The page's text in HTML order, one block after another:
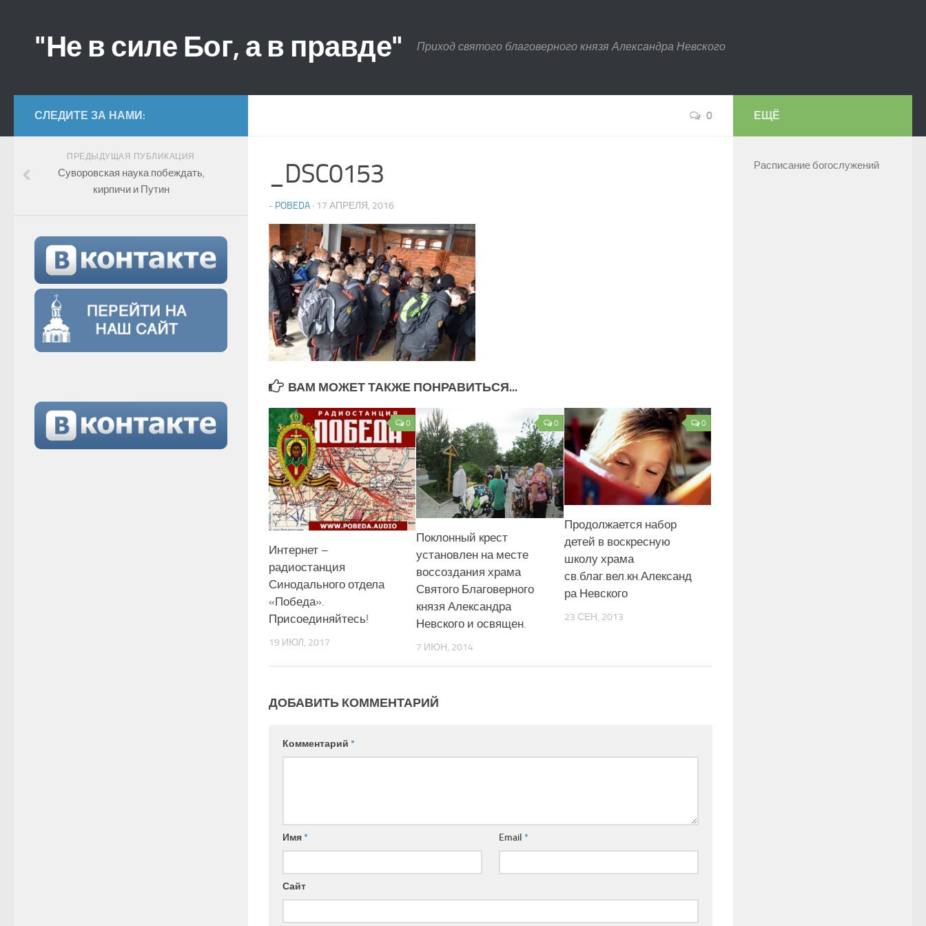
"Не в силе Бог, а в правде" Приход святого благоверного князя Александра Невского
0
_DSC0153
- POBEDA · 17 АПРЕЛЯ, 2016
ВАМ МОЖЕТ ТАКЖЕ ПОНРАВИТЬСЯ...
0
Интернет –
радиостанция
Синодального отдела
«Победа».
Присоединяйтесь!
19 ИЮЛ, 2017
0
Поклонный крест
установлен на месте
воссоздания храма
Святого Благоверного
князя Александра
Невского и освящен.
7 ИЮН, 2014
0
Продолжается набор
детей в воскресную
школу храма
св.благ.вел.кн.Александ
ра Невского
23 СЕН, 2013
ДОБАВИТЬ КОММЕНТАРИЙ
Комментарий *
Имя* Email*
Сайт
СЛЕДИТЕ ЗА НАМИ:
ПРЕДЫДУЩАЯ ПУБЛИКАЦИЯ
Суворовская наука побеждать,
кирпичи и Путин
ЕЩЁ
Расписание богослужений